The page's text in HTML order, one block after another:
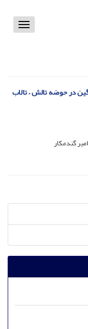
Toggle
در حوضه تالش – تالاب
گندمکار